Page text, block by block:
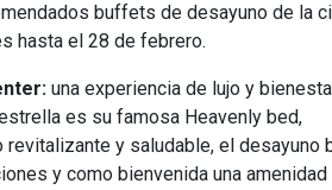
buffets de desayuno de la
hasta el 28 de febrero.
una experiencia de lujo y
es su famosa Heavenly bed,
y saludable, el desayuno
y como bienvenida una amenidad